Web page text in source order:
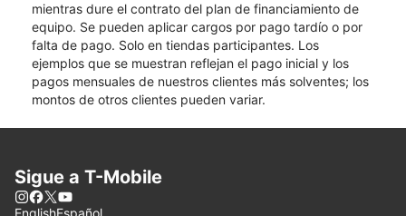
mientras dure el contrato del plan de financiamiento de
equipo. Se pueden aplicar cargos por pago tardío o por
falta de pago. Solo en tiendas participantes. Los
ejemplos que se muestran reflejan el pago inicial y los
pagos mensuales de nuestros clientes más solventes; los
montos de otros clientes pueden variar.